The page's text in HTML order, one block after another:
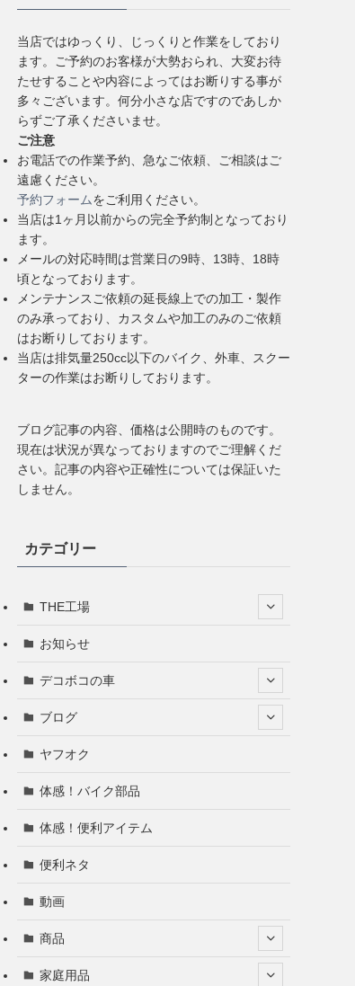
当店ではゆっくり、じっくりと作業をしており
ます。ご予約のお客様が大勢おられ、大変お待
たせすることや内容によってはお断りする事が
多々ございます。何分小さな店ですのであしか
らずご了承くださいませ。
ご注意
お電話での作業予約、急なご依頼、ご相談はご
遠慮ください。
予約フォームをご利用ください。
当店は1ヶ月以前からの完全予約制となっており
ます。
メールの対応時間は営業日の9時、13時、18時
頃となっております。
メンテナンスご依頼の延長線上での加工・製作
のみ承っており、カスタムや加工のみのご依頼
はお断りしております。
当店は排気量250cc以下のバイク、外車、スクー
ターの作業はお断りしております。
ブログ記事の内容、価格は公開時のものです。
現在は状況が異なっておりますのでご理解くだ
さい。記事の内容や正確性については保証いた
しません。
カテゴリー
THE工場
お知らせ
デコボコの車
ブログ
ヤフオク
体感！バイク部品
体感！便利アイテム
便利ネタ
動画
商品
家庭用品